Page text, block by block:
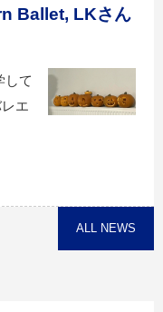
Ballet, LKさん
して
エ
ALL NEWS